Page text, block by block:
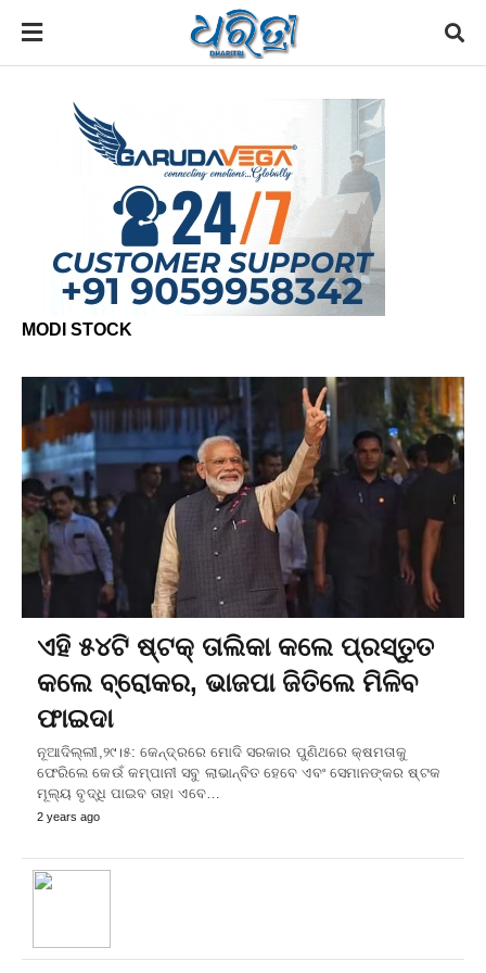
MODI STOCK
ଏହି ୫୪ଟି ଷ୍ଟକ୍ ତାଲିକା କଲେ ପ୍ରସ୍ତୁତ
କଲେ ବ୍ରୋକର, ଭାଜପା ଜିତିଲେ ମିଳିବ
ଫାଇଦା
ନୂଆଦିଲ୍ଲୀ,୨୯।୫: କେନ୍ଦ୍ରରେ ମୋଦି ସରକାର ପୁଣିଥରେ କ୍ଷମତାକୁ
ଫେରିଲେ କେଉଁ କମ୍ପାନୀ ସବୁ ଲାଭାନ୍ବିତ ହେବେ ଏବଂ ସେମାନଙ୍କର ଷ୍ଟକ
ମୂଲ୍ୟ ବୃଦ୍ଧି ପାଇବ ତାହା ଏବେ…
2 years ago